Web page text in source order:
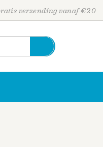
verzending vanaf €20
Personen